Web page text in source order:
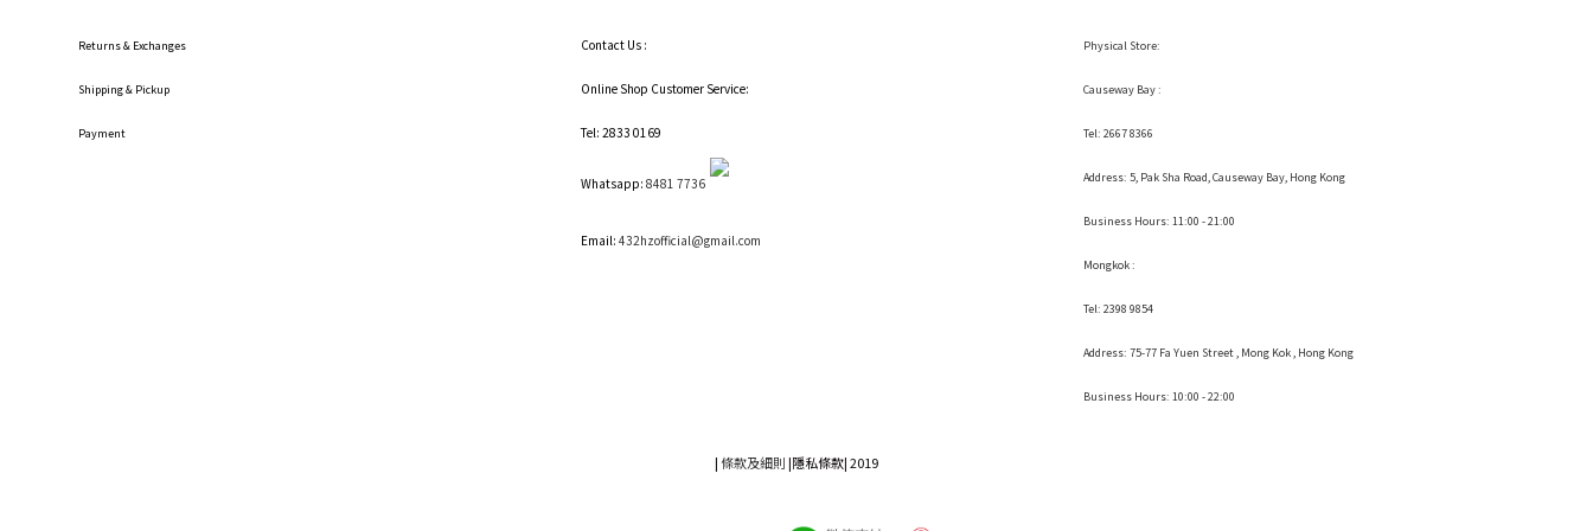
Returns & Exchanges
Shipping& Pickup
Payment
Contact Us :
Online Shop Customer Service:
Tel: 2833 0169
Whatsapp: 8481 7736
Email: 432hzofficial@gmail.com
Physical Store:
Causeway Bay :
Tel: 2667 8366
Address: 5, Pak Sha Road, Causeway Bay, Hong Kong
Business Hours: 11:00 - 21:00
Mongkok :
Tel: 2398 9854
Address: 75-77 Fa Yuen Street , Mong Kok, Hong Kong
Business Hours: 10:00 - 22:00
|條款及細則|隱私條款|2019